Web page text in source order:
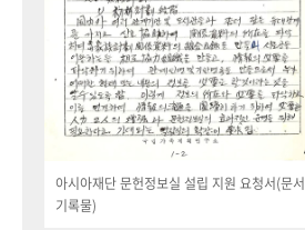
아시아재단 문헌정보실 설립 지원 요청서(문서
기록물)